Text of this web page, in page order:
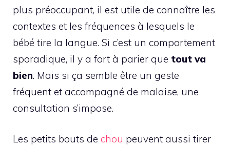
plus préoccupant, il est utile de connaître les
contextes et les fréquences à lesquels le
bébé tire la langue. Si c’est un comportement
sporadique, il y a fort à parier que tout va
bien. Mais si ça semble être un geste
fréquent et accompagné de malaise, une
consultation s’impose.
Les petits bouts de chou peuvent aussi tirer